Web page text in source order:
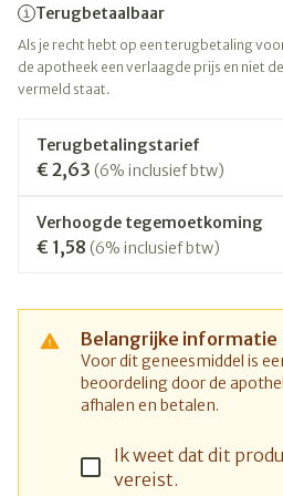
Terugbetaalbaar
Als je recht hebt op een terugbetaling
de apotheek een verlaagde prijs en niet
vermeld staat.
Terugbetalingstarief
€ 2,63 (6% inclusief btw)
Verhoogde tegemoetkoming
€ 1,58 (6% inclusief btw)
Belangrijke informatie
Voor dit geneesmiddel is
beoordeling door de
afhalen en betalen.
Ik weet dat dit
vereist.